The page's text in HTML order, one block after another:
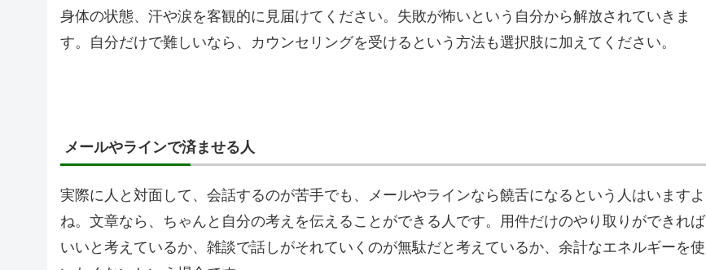
身体の状態、汗や涙を客観的に見届けてください。失敗が怖いという自分から解放されていきま
す。自分だけで難しいなら、カウンセリングを受けるという方法も選択肢に加えてください。
メールやラインで済ませる人
実際に人と対面して、会話するのが苦手でも、メールやラインなら饒舌になるという人はいますよ
ね。文章なら、ちゃんと自分の考えを伝えることができる人です。用件だけのやり取りができれば
いいと考えているか、雑談で話しがそれていくのが無駄だと考えているか、余計なエネルギーを使